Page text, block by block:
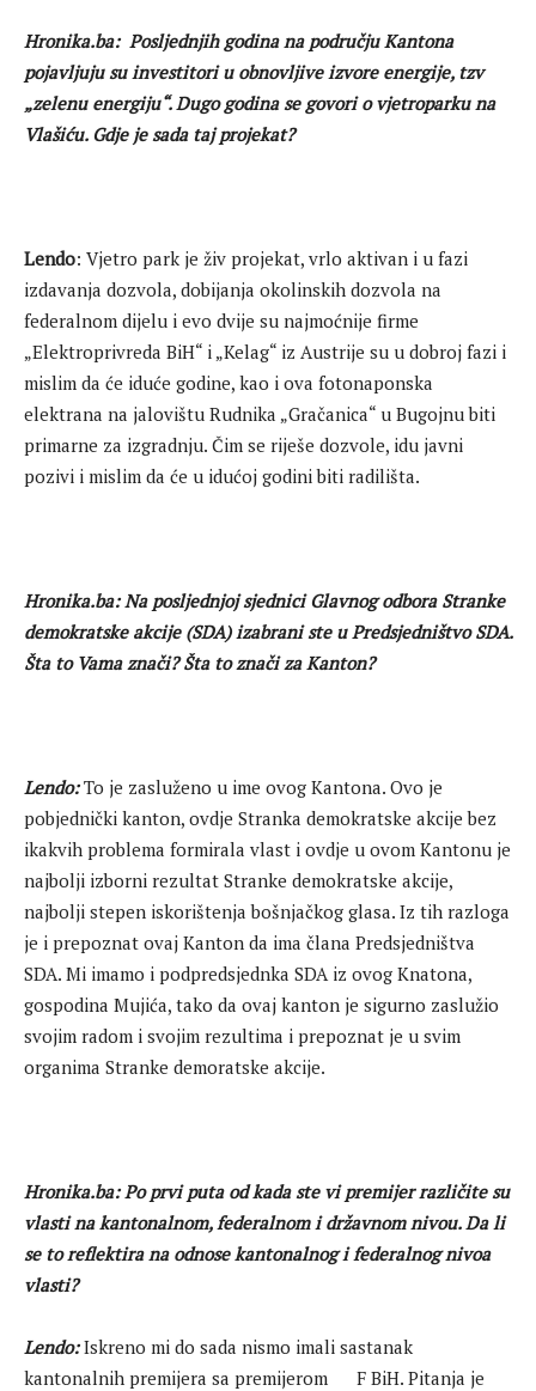
Hronika.ba: Posljednjih godina na području Kantona
pojavljuju su investitori u obnovljive izvore energije, tzv
„zelenu energiju“. Dugo godina se govori o vjetroparku na
Vlašiću. Gdje je sada taj projekat?
Lendo: Vjetro park je živ projekat, vrlo aktivan i u fazi
izdavanja dozvola, dobijanja okolinskih dozvola na
federalnom dijelu i evo dvije su najmoćnije firme
„Elektroprivreda BiH“ i „Kelag“ iz Austrije su u dobroj fazi i
mislim da će iduće godine, kao i ova fotonaponska
elektrana na jalovištu Rudnika „Gračanica“ u Bugojnu biti
primarne za izgradnju. Čim se riješe dozvole, idu javni
pozivi i mislim da će u idućoj godini biti radilišta.
Hronika.ba: Na posljednjoj sjednici Glavnog odbora Stranke
demokratske akcije (SDA) izabrani ste u Predsjedništvo SDA.
Šta to Vama znači? Šta to znači za Kanton?
Lendo: To je zasluženo u ime ovog Kantona. Ovo je
pobjednički kanton, ovdje Stranka demokratske akcije bez
ikakvih problema formirala vlast i ovdje u ovom Kantonu je
najbolji izborni rezultat Stranke demokratske akcije,
najbolji stepen iskorištenja bošnjačkog glasa. Iz tih razloga
je i prepoznat ovaj Kanton da ima člana Predsjedništva
SDA. Mi imamo i podpredsjednka SDA iz ovog Knatona,
gospodina Mujića, tako da ovaj kanton je sigurno zaslužio
svojim radom i svojim rezultima i prepoznat je u svim
organima Stranke demoratske akcije.
Hronika.ba: Po prvi puta od kada ste vi premijer različite su
vlasti na kantonalnom, federalnom i državnom nivou. Da li
se to reflektira na odnose kantonalnog i federalnog nivoa
vlasti?
Lendo:Iskreno mi do sada nismo imali sastanak
kantonalnih premijera sa premijerom F BiH. Pitanja je